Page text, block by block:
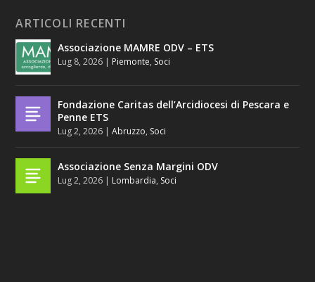
ARTICOLI RECENTI
Associazione MAMRE ODV – ETS
Lug 8, 2026 | Piemonte, Soci
Fondazione Caritas dell’Arcidiocesi di Pescara e
Penne ETS
Lug 2, 2026 |Abruzzo, Soci
Associazione Senza Margini ODV
Lug 2, 2026 | Lombardia, Soci